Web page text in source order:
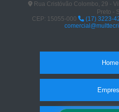
Rua Cristóvão Colombo, 29 -
Preto -
CEP: 15055-000
(17) 3223-
Home